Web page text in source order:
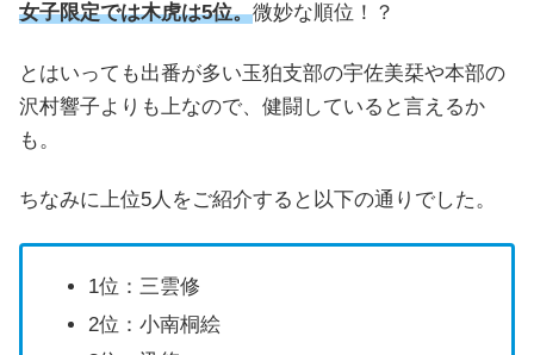
女子限定では木虎は5位。微妙な順位！？
とはいっても出番が多い玉狛支部の宇佐美栞や本部の
沢村響子よりも上なので、健闘していると言えるか
も。
ちなみに上位5人をご紹介すると以下の通りでした。
1位：三雲修
2位：小南桐絵